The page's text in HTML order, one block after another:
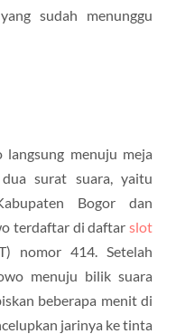
sudah menunggu
menuju meja
surat suara, yaitu
Bogor dan
terdaftar di daftarslot
nomor 414. Setelah
menuju bilik suara
beberapa menit di
jarinya ke tinta